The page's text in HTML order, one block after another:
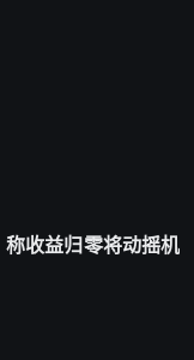
收益归零将动摇机